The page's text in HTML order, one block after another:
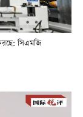
সিএমজি